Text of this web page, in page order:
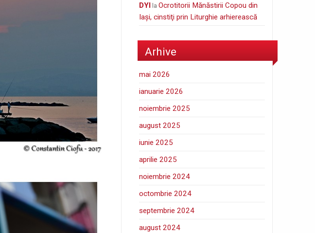
DYI laOcrotitorii Mănăstirii Copou din
Iaşi, cinstiţi prin Liturghie arhierească
Arhive
mai 2026
ianuarie 2026
noiembrie 2025
august 2025
iunie 2025
aprilie 2025
noiembrie 2024
octombrie 2024
septembrie 2024
august 2024